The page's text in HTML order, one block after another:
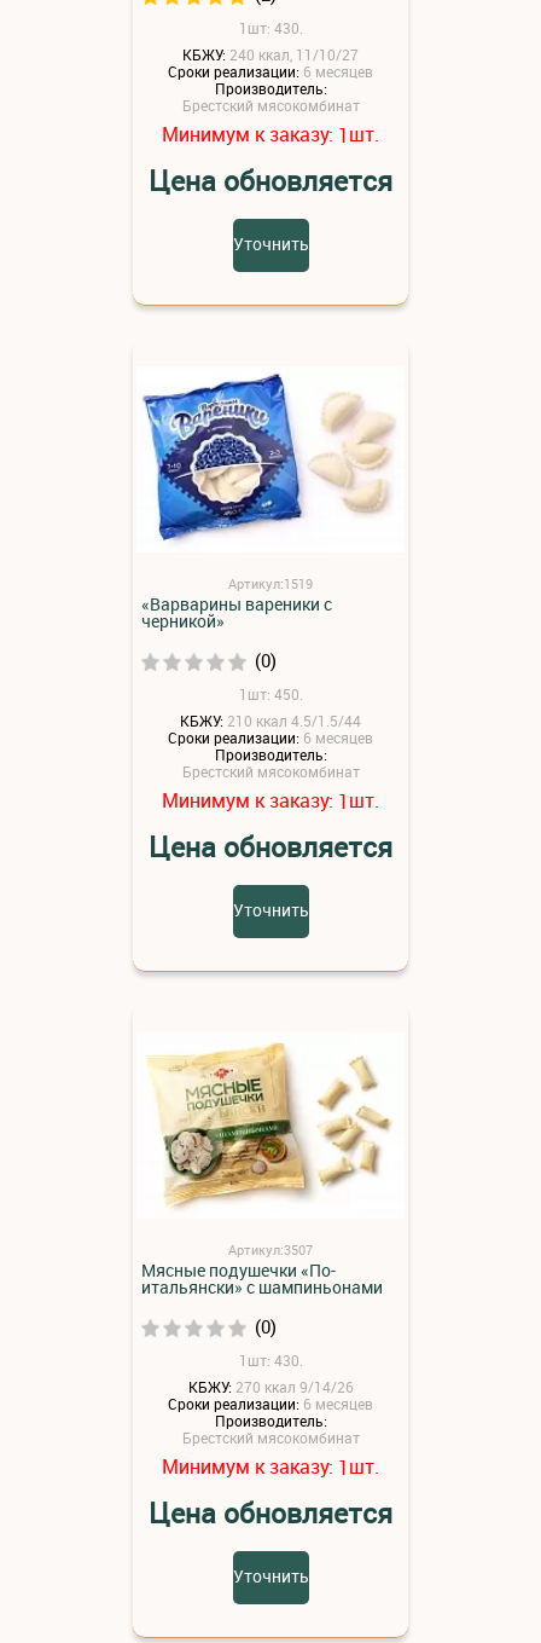
1шт: 430.
КБЖУ:240 ккал, 11/10/27
Сроки реализации: 6 месяцев
Производитель:
Брестский мясокомбинат
Минимум к заказу: 1шт.
Цена обновляется
Уточнить
Артикул:1519
«Варварины вареники с
черникой»
(0)
1шт: 450.
КБЖУ:210 ккал 4.5/1.5/44
Сроки реализации: 6 месяцев
Производитель:
Брестский мясокомбинат
Минимум к заказу: 1шт.
Цена обновляется
Уточнить
Артикул:3507
Мясные подушечки «По-
итальянски» с шампиньонами
(0)
1шт: 430.
КБЖУ: 270 ккал 9/14/26
Сроки реализации: 6 месяцев
Производитель:
Брестский мясокомбинат
Минимум к заказу: 1шт.
Цена обновляется
Уточнить